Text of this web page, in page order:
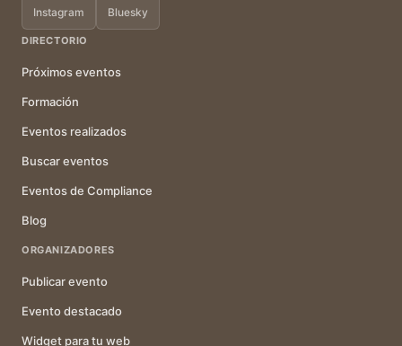
Instagram Bluesky
DIRECTORIO
Próximos eventos
Formación
Eventos realizados
Buscar eventos
Eventos de Compliance
Blog
ORGANIZADORES
Publicar evento
Evento destacado
Widget para tu web